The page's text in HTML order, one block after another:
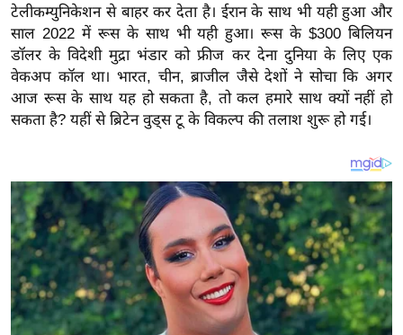
I
P
L
2
0
2
क्रा
इ
म
ई
-
पे
प
टेलीकम्युनिकेशन से बाहर कर देता है। ईरान के साथ भी यही हुआ और
साल 2022 में रूस के साथ भी यही हुआ। रूस के $300 बिलियन
डॉलर के विदेशी मुद्रा भंडार को फ्रीज कर देना दुनिया के लिए एक
वेकअप कॉल था। भारत, चीन, ब्राजील जैसे देशों ने सोचा कि अगर
आज रूस के साथ यह हो सकता है, तो कल हमारे साथ क्यों नहीं हो
सकता है? यहीं से ब्रिटेन वुड्स टू के विकल्प की तलाश शुरू हो गई।